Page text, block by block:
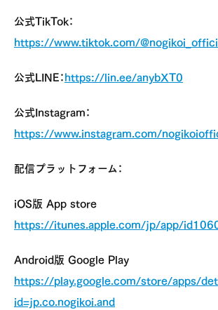
公式TikTok：
https://www.tiktok.com/
公式LINE：https://lin.ee/anybXT0
公式Instagram：
https://www.instagram.com/
配信プラットフォーム：
iOS版 App store
https://itunes.apple.com/jp/app/
Android版 Google Play
https://play.google.com/store/apps/
id=jp.co.nogikoi.and